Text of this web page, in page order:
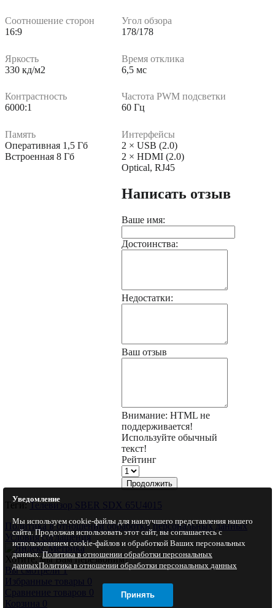
Соотношение сторон
16:9
Угол обзора
178/178
Яркость
330 кд/м2
Время отклика
6,5 мс
Контрастность
6000:1
Частота PWM подсветки
60 Гц
Память
Оперативная 1,5 Гб
Встроенная 8 Гб
Интерфейсы
2 × USB (2.0)
2 × HDMI (2.0)
Optical, RJ45
Написать отзыв
Ваше имя:
Достоинства:
Недостатки:
Ваш отзыв
Внимание: HTML не
поддерживается!
Используйте обычный
текст!
Рейтинг
Продолжить
Теги:Телевизор SBER SDX 65U4015
Политика в отношении обработки персональных данных
Условия соглашения
Хотите, мы Вам перезвоним?
Вы смотрели 1
Избранные товары
0
Сравнение товаров 0
Корзина 0
Уведомление
Мы используем cookie-файлы для наилучшего представления нашего
сайта. Продолжая использовать этот сайт, вы соглашаетесь с
использованием cookie-файлов и обработкой Ваших персональных
данных.Политика в отношении обработки персональных
данныхПолитика в отношении обработки персональных данных
Принять